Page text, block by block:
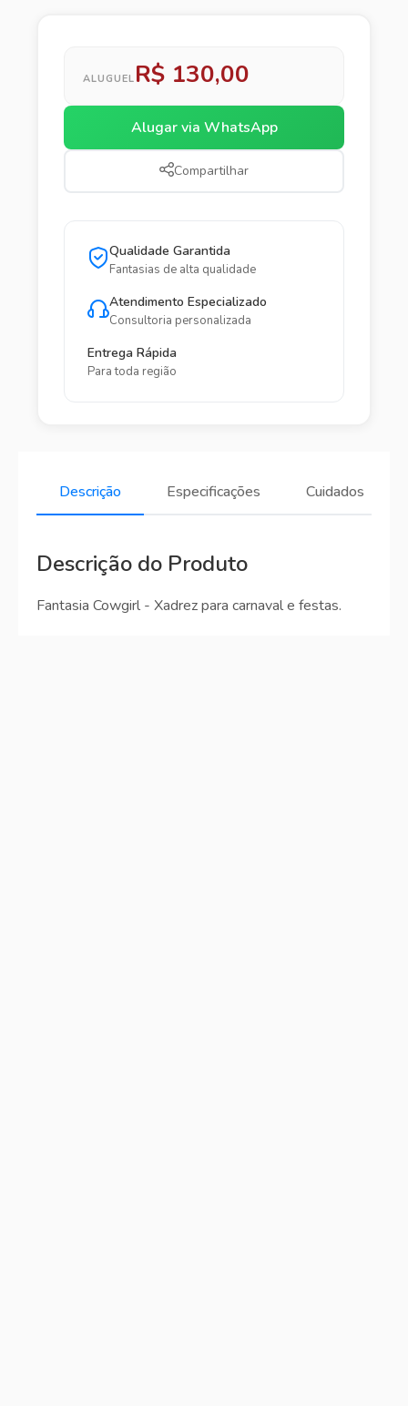
ALUGUEL R$ 130,00
Alugar via WhatsApp
Compartilhar
Qualidade Garantida
Fantasias de alta qualidade
Atendimento Especializado
Consultoria personalizada
Entrega Rápida
Para toda região
Descrição Especificações Cuidados
Descrição do Produto
Fantasia Cowgirl - Xadrez para carnaval e festas.